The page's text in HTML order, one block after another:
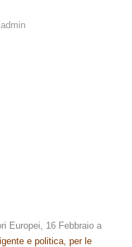
admin
Europei, 16 Febbraio a
e politica, per le